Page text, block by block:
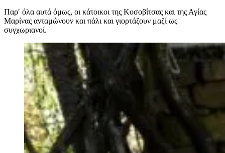
Παρ′ όλα αυτά όμως, οι κάτοικοι της Κοσοβίτσας και της Αγίας
Μαρίνας ανταμώνουν και πάλι και γιορτάζουν μαζί ως
συγχωριανοί.